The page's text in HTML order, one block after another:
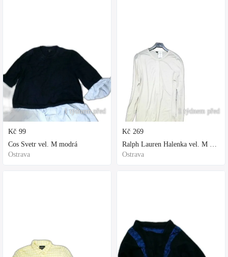
1 týdnem před
Kč 99
Cos Svetr vel. M modrá
Ostrava
1 týdnem před
Kč 269
Ralph Lauren Halenka vel. M bílá
Ostrava